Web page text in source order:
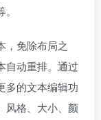
，免除布局之
自动重排。通过
多的文本编辑功
风格、大小、颜